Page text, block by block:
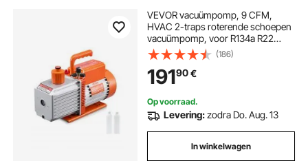
VEVOR vacuümpomp, 9 CFM,
HVAC 2-traps roterende schoepen
vacuümpomp, voor R134a R22
R410a systemen, Auto AC
vacuümpomp kit met oliefles, voor
harsontgassing voor auto-
airconditioningonderhoud
(186)
19190€
Op voorraad.
Levering:zodra Do. Aug. 13
In winkelwagen